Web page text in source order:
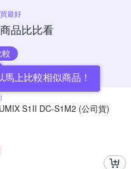
最好
品比比看
馬上比較相似商品！
S1II DC-S1M2 (公司貨)